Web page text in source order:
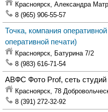
Красноярск, Александра
8 (965) 906-55-57
Точка, компания
оперативной печати)
Красноярск, Батурина 7/2
8 (983) 616-71-54
АВФС Фото Prof, сеть студий
Красноярск, 78
8 (391) 272-32-92